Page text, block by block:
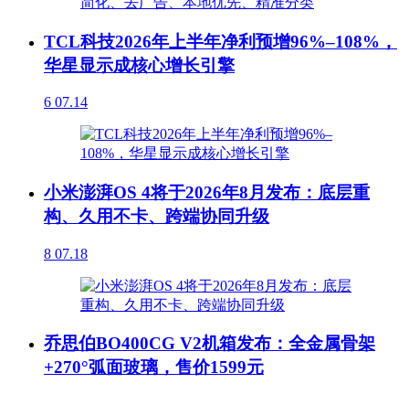
TCL科技2026年上半年净利预增96%–108%，
华星显示成核心增长引擎
6 07.14
小米澎湃OS 4将于2026年8月发布：底层重
构、久用不卡、跨端协同升级
8 07.18
乔思伯BO400CG V2机箱发布：全金属骨架
+270°弧面玻璃，售价1599元